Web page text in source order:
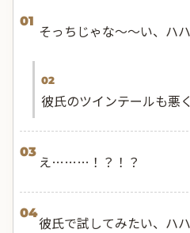
01
そっちじゃな〜〜い、ハハ
02
彼氏のツインテールも悪
03
え………！？！？
04
彼氏で試してみたい、ハハ